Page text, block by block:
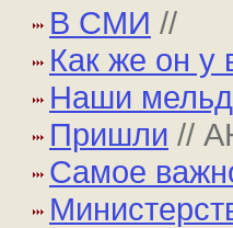
В СМИ //
Как же он у
Наши
Пришли //
Самое